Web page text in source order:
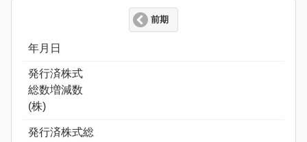
前期
年月日
発行済株式
総数増減数
(株)
発行済株式総